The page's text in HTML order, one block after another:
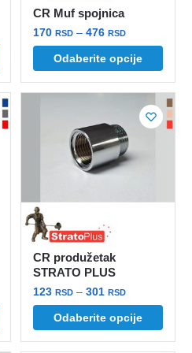
proizvoda.
CR Muf spojnica
170RSD – 476RSDRaspon
cena:
od
170 rsd
476 rsd
Odaberite opcije
Ovaj
ima
varijanti.
izabrane
na
proizvoda.
CR produžetak
STRATO PLUS
123RSD – 301RSDRaspon
cena:
od
123 rsd
Odaberite opcije
Ovaj